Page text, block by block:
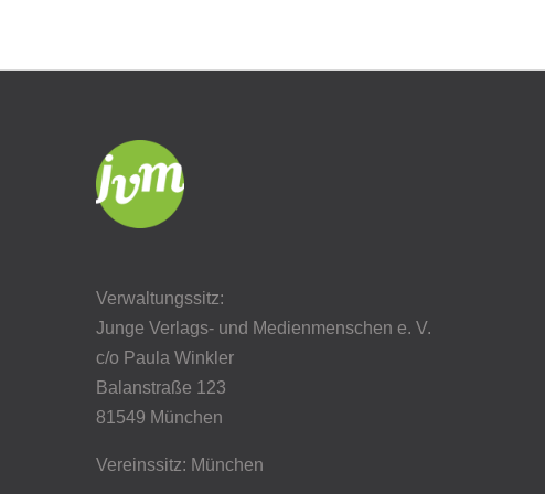
Verwaltungssitz:
Junge Verlags- und Medienmenschen e. V.
c/o Paula Winkler
Balanstraße 123
81549 München
Vereinssitz: München